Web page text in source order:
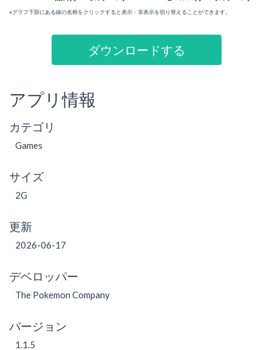
※グラフ下部にある線の名称をクリックすると表示・非表示を切り替えることができます。
ダウンロードする
アプリ情報
カテゴリ
Games
サイズ
2G
更新
2026-06-17
デベロッパー
The Pokemon Company
バージョン
1.1.5